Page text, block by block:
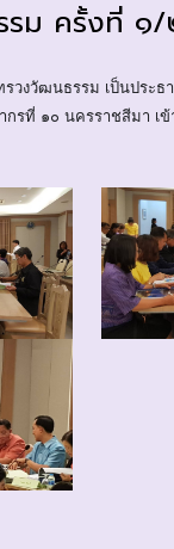
รม ครั้งที่ ๑
งวัฒนธรรม เป็นประ
รที่ ๑๐ นครราชสีมา